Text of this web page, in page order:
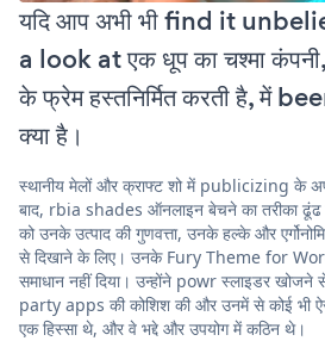
यदि आप अभी भी find it
a look at एक धूप का चश्मा
के फ्रेम हस्तनिर्मित करती है, में
क्या है।
स्थानीय मेलों और क्राफ्ट शो में publicizing के
बाद, rbia shades ऑनलाइन बेचने का तरीका
को उनके उत्पाद की गुणवत्ता, उनके हल्के और
से दिखाने के लिए। उनके Fury Theme for
समाधान नहीं दिया। उन्होंने powr स्लाइडर
party apps की कोशिश की और उनमें से कोई भी
एक हिस्सा थे, और वे भद्दे और उपयोग में कठिन थे।